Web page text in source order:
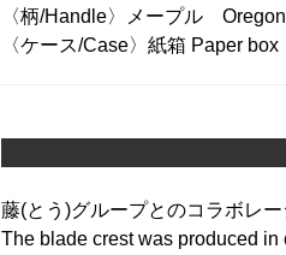
〈柄/Handle〉メープル
〈ケース/Case〉紙箱 Paper box
藤(とう)グループとのコラボレ
The blade crest was produced in